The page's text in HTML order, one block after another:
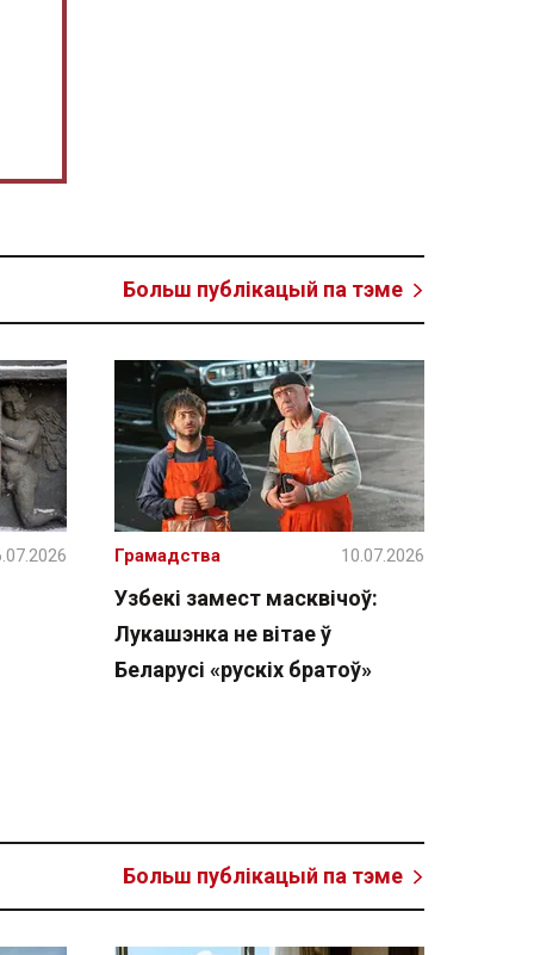
Больш публікацый па тэме
Узбекі замест масквічоў:
Лукашэнка не вітае ў
Беларусі «рускіх братоў»
Грамадства 10.07.2026
Больш публікацый па тэме